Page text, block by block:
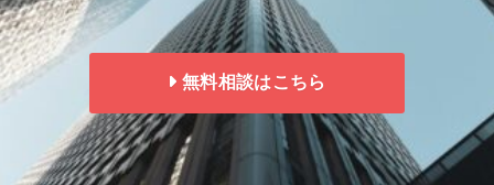
無料相談はこちら